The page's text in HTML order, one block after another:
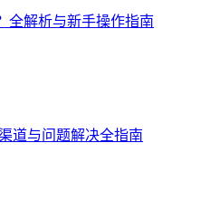
全解析与新手操作指南
道与问题解决全指南